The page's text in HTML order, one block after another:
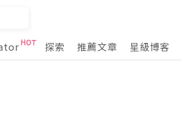
探索 推薦文章 星級博客